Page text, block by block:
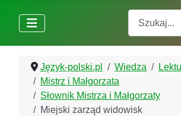
Język-polski.pl Wiedza
Mistrz i Małgorzata
Słownik Mistrza i Małgorzaty
Miejski zarząd widowisk